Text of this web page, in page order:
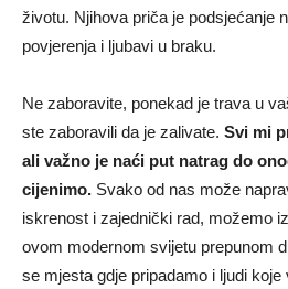
životu. Njihova priča je podsjećanje
povjerenja i ljubavi u braku.
Ne zaboravite, ponekad je trava u
ste zaboravili da je zalivate. Svi mi
ali važno je naći put natrag do
cijenimo. Svako od nas može
iskrenost i zajednički rad, možemo
ovom modernom svijetu prepunom
se mjesta gdje pripadamo i ljudi